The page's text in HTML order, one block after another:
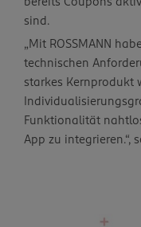
sind.
„Mit ROSSMANN
technischen
starkes Kernprodukt
Funktionalität
App zu integrieren.“,